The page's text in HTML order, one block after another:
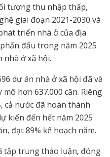
tượng thu nhập thấp,
giai đoạn 2021-2030 và
triển nhà ở của địa
đấu trong năm 2025
nhà ở xã hội.
dự án nhà ở xã hội đã và
hơn 637.000 căn. Riêng
cả nước đã hoàn thành
kiến đến hết năm 2025
đạt 89% kế hoạch năm.
tập trung thảo luận, đóng